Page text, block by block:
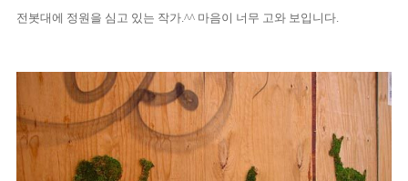
전봇대에 정원을 심고 있는 작가.^^ 마음이 너무 고와 보입니다.